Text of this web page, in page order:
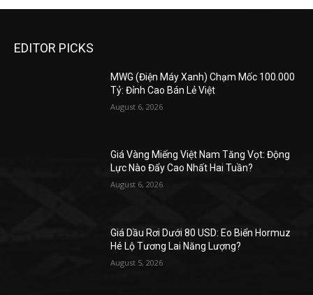
EDITOR PICKS
MWG (Điện Máy Xanh) Chạm Mốc 100.000
Tỷ: Đỉnh Cao Bán Lẻ Việt
August 6, 2026
Giá Vàng Miếng Việt Nam Tăng Vọt: Động
Lực Nào Đẩy Cao Nhất Hai Tuần?
August 6, 2026
Giá Dầu Rơi Dưới 80 USD: Eo Biển Hormuz
Hé Lộ Tương Lai Năng Lượng?
August 5, 2026